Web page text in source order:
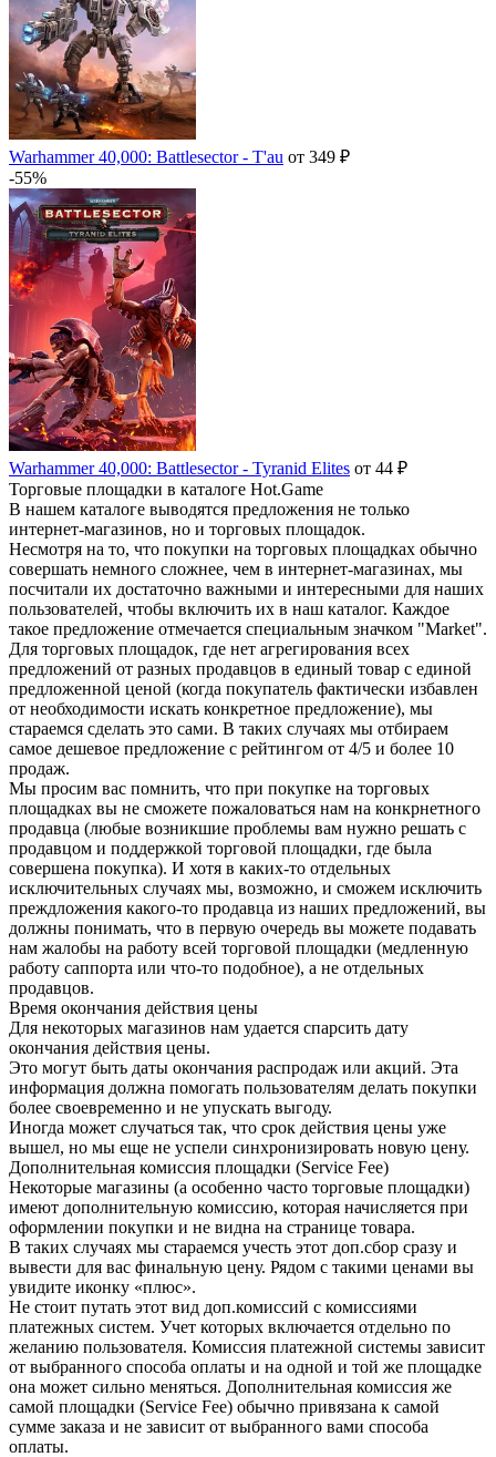
Warhammer 40,000: Battlesector - T'au от 349 ₽
-55%
Warhammer 40,000: Battlesector - Tyranid Elites от 44 ₽
Торговые площадки в каталоге Hot.Game
В нашем каталоге выводятся предложения не только
интернет-магазинов, но и торговых площадок.
Несмотря на то, что покупки на торговых площадках обычно
совершать немного сложнее, чем в интернет-магазинах, мы
посчитали их достаточно важными и интересными для наших
пользователей, чтобы включить их в наш каталог. Каждое
такое предложение отмечается специальным значком "Market".
Для торговых площадок, где нет агрегирования всех
предложений от разных продавцов в единый товар с единой
предложенной ценой (когда покупатель фактически избавлен
от необходимости искать конкретное предложение), мы
стараемся сделать это сами. В таких случаях мы отбираем
самое дешевое предложение с рейтингом от 4/5 и более 10
продаж.
Мы просим вас помнить, что при покупке на торговых
площадках вы не сможете пожаловаться нам на конкрнетного
продавца (любые возникшие проблемы вам нужно решать с
продавцом и поддержкой торговой площадки, где была
совершена покупка). И хотя в каких-то отдельных
исключительных случаях мы, возможно, и сможем исключить
преждложения какого-то продавца из наших предложений, вы
должны понимать, что в первую очередь вы можете подавать
нам жалобы на работу всей торговой площадки (медленную
работу саппорта или что-то подобное), а не отдельных
продавцов.
Время окончания действия цены
Для некоторых магазинов нам удается спарсить дату
окончания действия цены.
Это могут быть даты окончания распродаж или акций. Эта
информация должна помогать пользователям делать покупки
более своевременно и не упускать выгоду.
Иногда может случаться так, что срок действия цены уже
вышел, но мы еще не успели синхронизировать новую цену.
Дополнительная комиссия площадки (Service Fee)
Некоторые магазины (а особенно часто торговые площадки)
имеют дополнительную комиссию, которая начисляется при
оформлении покупки и не видна на странице товара.
В таких случаях мы стараемся учесть этот доп.сбор сразу и
вывести для вас финальную цену. Рядом с такими ценами вы
увидите иконку «плюс».
Не стоит путать этот вид доп.комиссий с комиссиями
платежных систем. Учет которых включается отдельно по
желанию пользователя. Комиссия платежной системы зависит
от выбранного способа оплаты и на одной и той же площадке
она может сильно меняться. Дополнительная комиссия же
самой площадки (Service Fee) обычно привязана к самой
сумме заказа и не зависит от выбранного вами способа
оплаты.